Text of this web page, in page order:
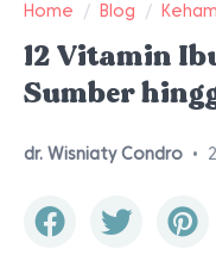
Home / Blog /
12 Vitamin
Sumber
dr. Wisniaty Condro •